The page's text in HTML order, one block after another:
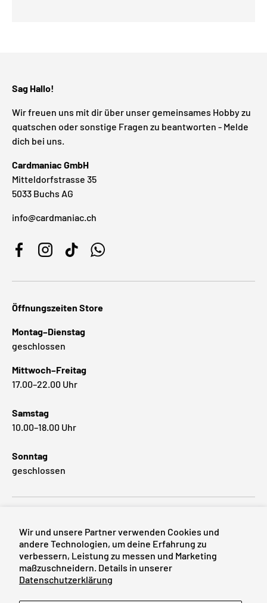
Wir und unsere Partner verwenden Cookies und
andere Technologien, um deine Erfahrung zu
verbessern, Leistung zu messen und Marketing
maßzuschneidern. Details in unserer
Datenschutzerklärung
Sag Hallo!
Wir freuen uns mit dir über unser gemeinsames Hobby zu
quatschen oder sonstige Fragen zu beantworten - Melde
dich bei uns.
Cardmaniac GmbH
Mitteldorfstrasse 35
5033 Buchs AG
info@cardmaniac.ch
FacebookInstagramTikTokWhatsApp
Öffnungszeiten Store
Montag–Dienstag
geschlossen
Mittwoch–Freitag
17.00–22.00 Uhr
Samstag
10.00–18.00 Uhr
Sonntag
geschlossen
Zahlungsmethoden